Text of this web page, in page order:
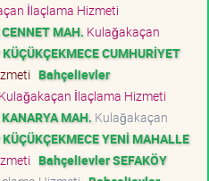
İlaçlama Hizmeti
MAH. Kulağakaçan
CUMHURİYET
Bahçelievler
Kulağakaçan İlaçlama Hizmeti
MAH. Kulağakaçan
YENİ MAHALLE
Bahçelievler SEFAKÖY